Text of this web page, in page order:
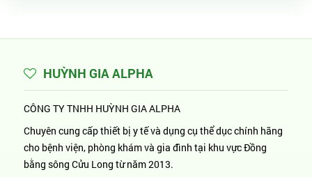
HUỲNH GIA ALPHA
CÔNG TY TNHH HUỲNH GIA ALPHA
Chuyên cung cấp thiết bị y tế và dụng cụ thể dục chính hãng
cho bệnh viện, phòng khám và gia đình tại khu vực Đồng
bằng sông Cửu Long từ năm 2013.